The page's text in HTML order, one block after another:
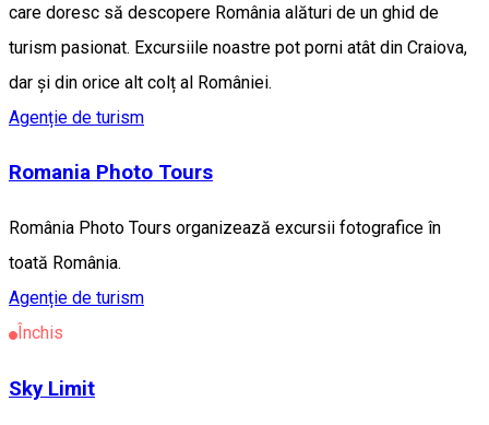
care doresc să descopere România alături de un ghid de
turism pasionat. Excursiile noastre pot porni atât din Craiova,
dar și din orice alt colț al României.
Agenție de turism
Romania Photo Tours
România Photo Tours organizează excursii fotografice în
toată România.
Agenție de turism
Închis
Sky Limit